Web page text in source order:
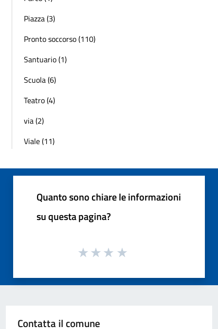
Piazza (3)
Pronto soccorso (110)
Santuario (1)
Scuola (6)
Teatro (4)
via (2)
Viale (11)
Quanto sono chiare le informazioni
su questa pagina?
Contatta il comune